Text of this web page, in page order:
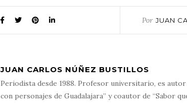
Por JUAN
JUAN CARLOS NÚÑEZ BUSTILLOS
Periodista desde 1988. Profesor universitario, es
con personajes de Guadalajara” y coautor de “Sabor